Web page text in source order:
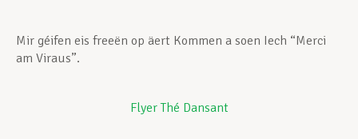
Mitglied werden
Mir géifen eis freeën op äert Kommen a soen Iech “Merci
am Viraus”.
Flyer Thé Dansant